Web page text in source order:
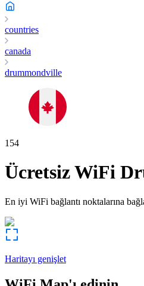
countries
canada
drummondville
154
Ücretsiz WiFi
En iyi WiFi bağlantı noktalarına
Haritayı genişlet